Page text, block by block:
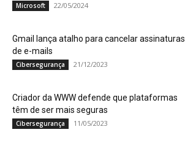
Microsoft 22/05/2024
Gmail lança atalho para cancelar assinaturas
de e-mails
Cibersegurança 21/12/2023
Criador da WWW defende que plataformas
têm de ser mais seguras
Cibersegurança 11/05/2023